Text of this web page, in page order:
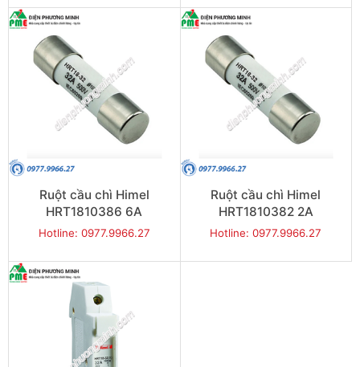
Ruột cầu chì Himel
HRT1810386 6A
Hotline: 0977.9966.27
Ruột cầu chì Himel
HRT1810382 2A
Hotline: 0977.9966.27